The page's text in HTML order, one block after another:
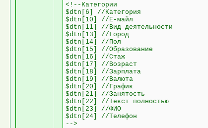
<!--Категории
$dtn[6] //Категория
$dtn[10] //Е-майл
$dtn[11] //Вид деятельности
$dtn[13] //Город
$dtn[14] //Пол
$dtn[15] //Образование
$dtn[16] //Стаж
$dtn[17] //Возраст
$dtn[18] //Зарплата
$dtn[19] //Валюта
$dtn[20] //График
$dtn[21] //Занятость
$dtn[22] //Текст полностью
$dtn[23] //ФИО
$dtn[24] //Телефон
-->